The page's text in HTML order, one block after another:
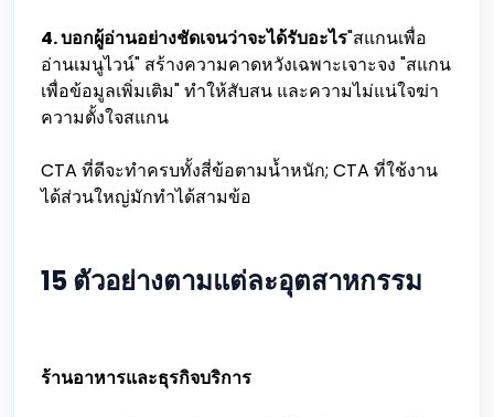
4. บอกผู้อ่านอย่างชัดเจนว่าจะได้รับอะไร"สแกนเพื่อ
อ่านเมนูไวน์" สร้างความคาดหวังเฉพาะเจาะจง "สแกน
เพื่อข้อมูลเพิ่มเติม" ทำให้สับสน และความไม่แน่ใจฆ่า
ความตั้งใจสแกน
CTA ที่ดีจะทำครบทั้งสี่ข้อตามน้ำหนัก; CTA ที่ใช้งาน
ได้ส่วนใหญ่มักทำได้สามข้อ
15 ตัวอย่างตามแต่ละอุตสาหกรรม
ร้านอาหารและธุรกิจบริการ